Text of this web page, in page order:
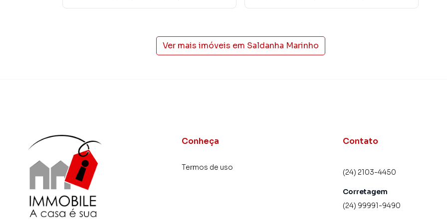
Ver mais imóveis em Saldanha Marinho
Conheça
Termos de uso
Contato
(24) 2103-4450
Corretagem
(24) 99991-9490